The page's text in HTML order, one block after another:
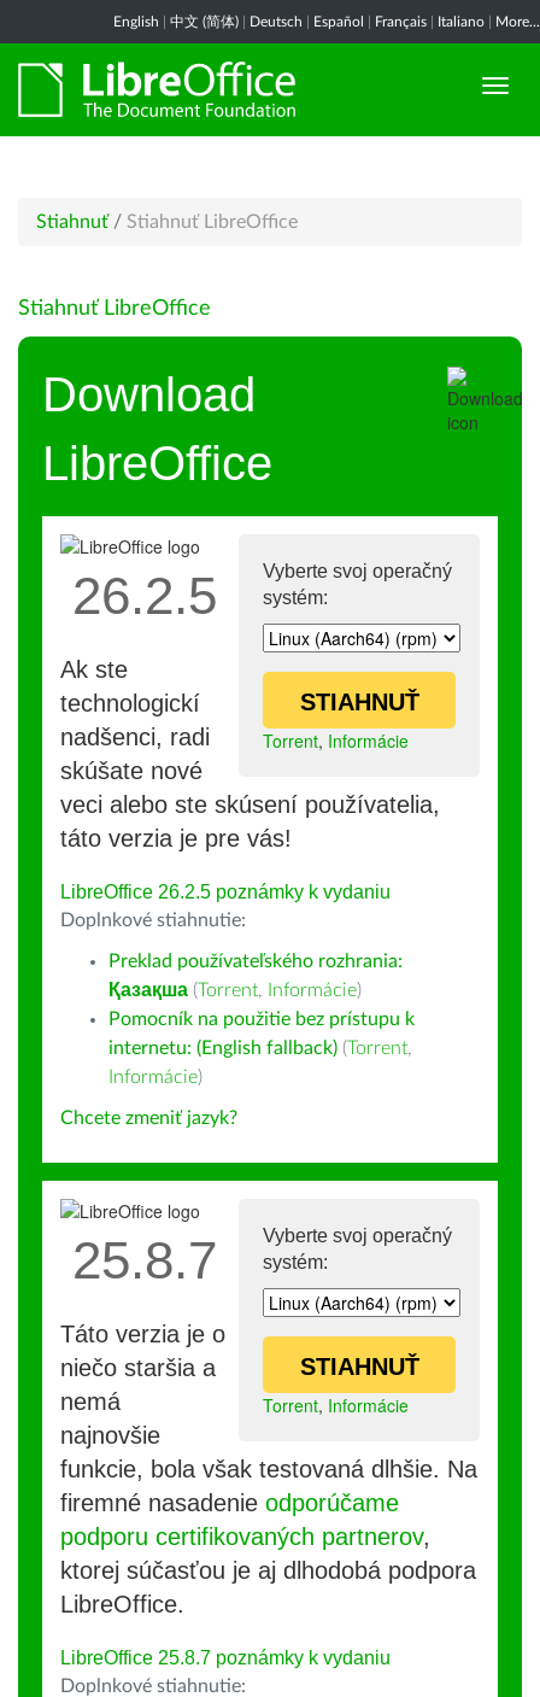
English 中文 (简体) Deutsch Español Français Italiano More...
Stiahnuť / Stiahnuť LibreOffice
Stiahnuť LibreOffice
Download
LibreOffice
Vyberte svoj operačný
systém:
STIAHNUŤ
Torrent, Informácie
26.2.5
Ak ste
technologickí
nadšenci, radi
skúšate nové
veci alebo ste skúsení používatelia,
táto verzia je pre vás!
LibreOffice 26.2.5 poznámky k vydaniu
Doplnkové stiahnutie:
Preklad používateľského rozhrania:
Қазақша (Torrent, Informácie)
Pomocník na použitie bez prístupu k
internetu: (English fallback) (Torrent,
Informácie)
Chcete zmeniť jazyk?
Vyberte svoj operačný
systém:
STIAHNUŤ
Torrent, Informácie
25.8.7
Táto verzia je o
niečo staršia a
nemá
najnovšie
funkcie, bola však testovaná dlhšie. Na
firemné nasadenie odporúčame
podporu certifikovaných partnerov,
ktorej súčasťou je aj dlhodobá podpora
LibreOffice.
LibreOffice 25.8.7 poznámky k vydaniu
Doplnkové stiahnutie: